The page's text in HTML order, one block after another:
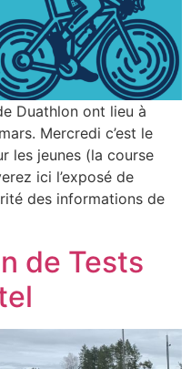
Duathlon ont lieu à
Mercredi c’est le
les jeunes (la course
ici l’exposé de
des informations de
de Tests